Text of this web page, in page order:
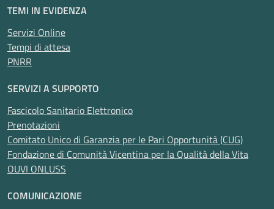
TEMI IN EVIDENZA
Servizi Online
Tempi di attesa
PNRR
SERVIZI A SUPPORTO
Fascicolo Sanitario Elettronico
Prenotazioni
Comitato Unico di Garanzia per le Pari Opportunità (CUG)
Fondazione di Comunità Vicentina per la Qualità della Vita
OUVI ONLUSS
COMUNICAZIONE